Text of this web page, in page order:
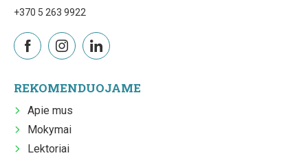
+370 5 263 9922
REKOMENDUOJAME
Apie mus
Mokymai
Lektoriai